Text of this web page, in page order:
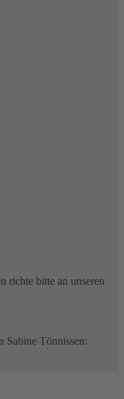
richte bitte an unseren
Sabine Tönnissen: